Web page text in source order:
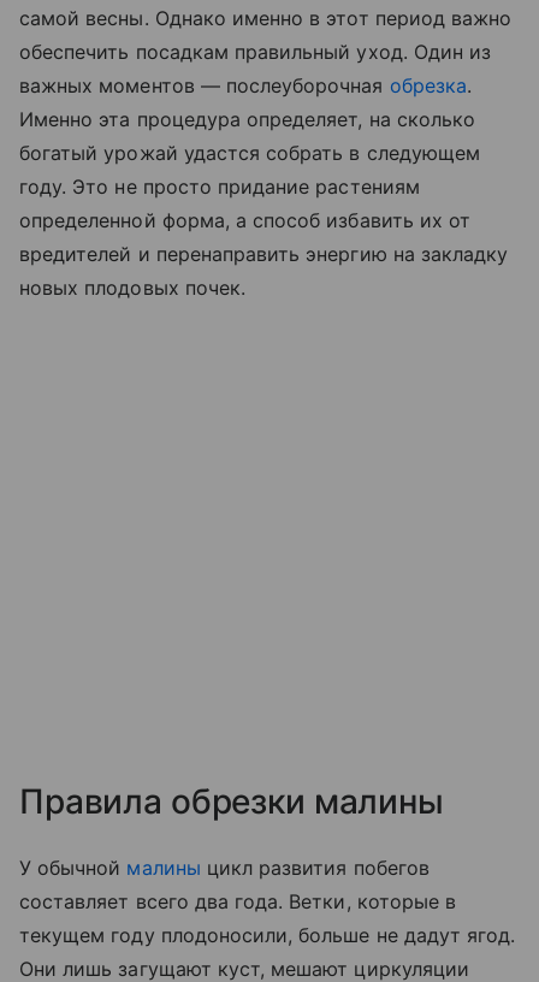
самой весны. Однако именно в этот период важно
обеспечить посадкам правильный уход. Один из
важных моментов — послеуборочная обрезка.
Именно эта процедура определяет, на сколько
богатый урожай удастся собрать в следующем
году. Это не просто придание растениям
определенной форма, а способ избавить их от
вредителей и перенаправить энергию на закладку
новых плодовых почек.
Правила обрезки малины
У обычной малины цикл развития побегов
составляет всего два года. Ветки, которые в
текущем году плодоносили, больше не дадут ягод.
Они лишь загущают куст, мешают циркуляции